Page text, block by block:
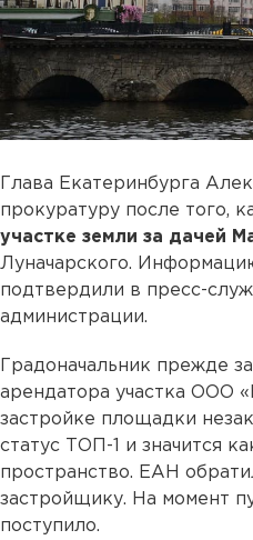
Глава Екатеринбурга
прокуратуру после того,
участке земли за дачей
Луначарского.
подтвердили в пресс-
администрации.
Градоначальник прежде
арендатора участка ООО
застройке площадки
статус ТОП-1 и значится
пространство. ЕАН
застройщику. На момент
поступило.